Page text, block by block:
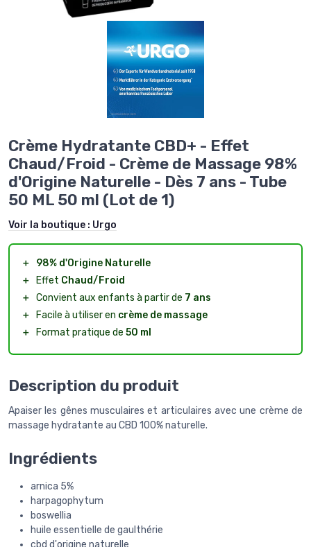
Crème Hydratante CBD+ - Effet
Chaud/Froid - Crème de Massage 98%
d'Origine Naturelle - Dès 7 ans - Tube
50 ML 50 ml (Lot de 1)
Voir la boutique : Urgo
＋
98% d'Origine Naturelle
＋ Effet Chaud/Froid
＋ Convient aux enfants à partir de 7 ans
＋ Facile à utiliser en crème de massage
＋ Format pratique de 50 ml
Description du produit
Apaiser les gênes musculaires et articulaires avec une crème de
massage hydratante au CBD 100% naturelle.
Ingrédients
arnica 5%
harpagophytum
boswellia
huile essentielle de gaulthérie
cbd d'origine naturelle